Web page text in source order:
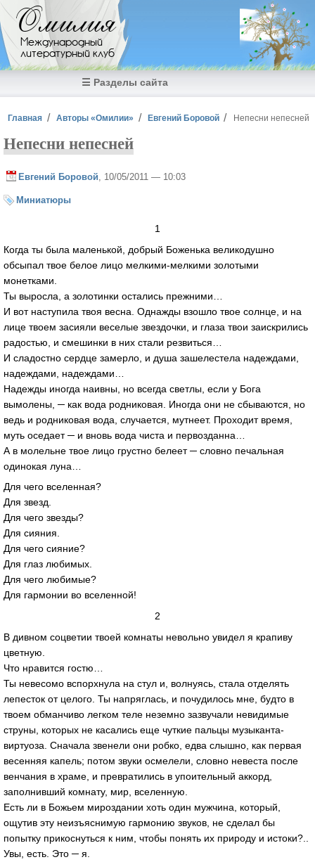
Перейти к основному содержанию
Омилия
Международный
литературный клуб
☰ Разделы сайта
Вы здесь
Главная Авторы «Омилии» Евгений Боровой Непесни непесней
Непесни непесней
Евгений Боровой , 10/05/2011 — 10:03
Миниатюры
1
Когда ты была маленькой, добрый Боженька великодушно
обсыпал твое белое лицо мелкими-мелкими золотыми
монетками.
Ты выросла, а золотинки остались прежними…
И вот наступила твоя весна. Однажды взошло твое солнце, и на
лице твоем засияли веселые звездочки, и глаза твои заискрились
радостью, и смешинки в них стали резвиться…
И сладостно сердце замерло, и душа зашелестела надеждами,
надеждами, надеждами…
Надежды иногда наивны, но всегда светлы, если у Бога
вымолены, ─ как вода родниковая. Иногда они не сбываются, но
ведь и родниковая вода, случается, мутнеет. Проходит время,
муть оседает ─ и вновь вода чиста и первозданна…
А в молельне твое лицо грустно белеет ─ словно печальная
одинокая луна…
Для чего вселенная?
Для звезд.
Для чего звезды?
Для сияния.
Для чего сияние?
Для глаз любимых.
Для чего любимые?
Для гармонии во вселенной!
2
В дивном соцветии твоей комнаты невольно увидел я крапиву
цветную.
Что нравится гостю…
Ты невесомо вспорхнула на стул и, волнуясь, стала отделять
лепесток от целого. Ты напряглась, и почудилось мне, будто в
твоем обманчиво легком теле неземно зазвучали невидимые
струны, которых не касались еще чуткие пальцы музыканта-
виртуоза. Сначала звенели они робко, едва слышно, как первая
весенняя капель; потом звуки осмелели, словно невеста после
венчания в храме, и превратились в упоительный аккорд,
заполнивший комнату, мир, вселенную.
Есть ли в Божьем мироздании хоть один мужчина, который,
ощутив эту неизъяснимую гармонию звуков, не сделал бы
попытку прикоснуться к ним, чтобы понять их природу и истоки?..
Увы, есть. Это ─ я.